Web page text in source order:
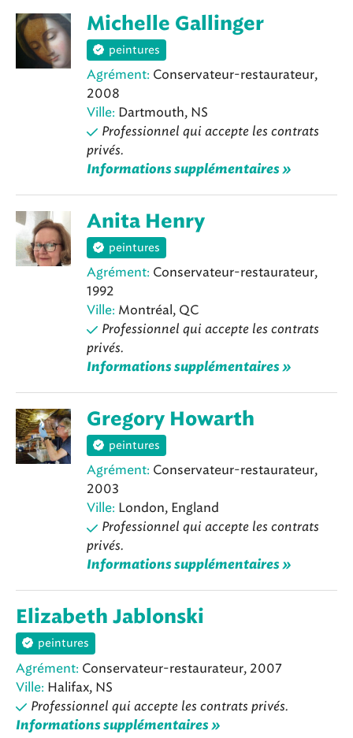
Michelle Gallinger
peintures
Agrément: Conservateur-restaurateur,
2008
Ville: Dartmouth, NS
Professionnel qui accepte les contrats
privés.
Informations supplémentaires »
Anita Henry
peintures
Agrément: Conservateur-restaurateur,
1992
Ville: Montréal, QC
Professionnel qui accepte les contrats
privés.
Informations supplémentaires »
Gregory Howarth
peintures
Agrément: Conservateur-restaurateur,
2003
Ville: London, England
Professionnel qui accepte les contrats
privés.
Informations supplémentaires »
Elizabeth Jablonski
peintures
Agrément: Conservateur-restaurateur, 2007
Ville: Halifax, NS
Professionnel qui accepte les contrats privés.
Informations supplémentaires »